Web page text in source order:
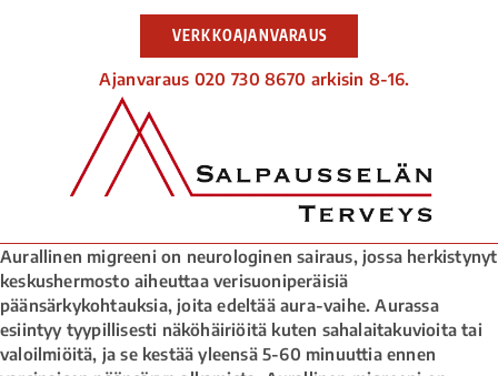
VERKKOAJANVARAUS
Ajanvaraus 020 730 8670 arkisin 8-16.
Aurallinen migreeni on neurologinen sairaus, jossa herkistynyt
keskushermosto aiheuttaa verisuoniperäisiä
päänsärkykohtauksia, joita edeltää aura-vaihe. Aurassa
esiintyy tyypillisesti näköhäiriöitä kuten sahalaitakuvioita tai
valoilmiöitä, ja se kestää yleensä 5-60 minuuttia ennen